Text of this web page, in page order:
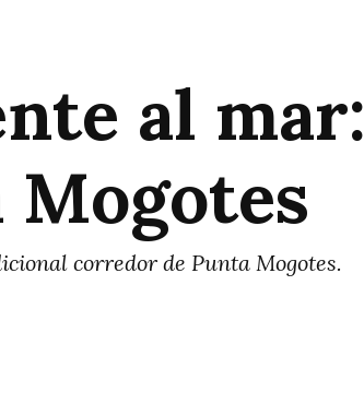
al mar:
corredor de Punta Mogotes.